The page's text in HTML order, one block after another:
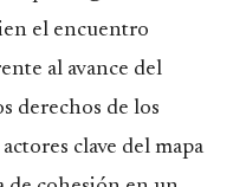
el encuentro
al avance del
derechos de los
clave del mapa